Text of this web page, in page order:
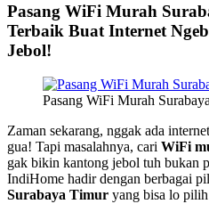
Pasang WiFi Murah
Terbaik Buat Internet
Jebol!
Pasang WiFi Murah
Zaman sekarang, nggak ada
gua! Tapi masalahnya, cari WiFi
gak bikin kantong jebol tuh bukan
IndiHome hadir dengan berbagai
Surabaya Timur yang bisa lo